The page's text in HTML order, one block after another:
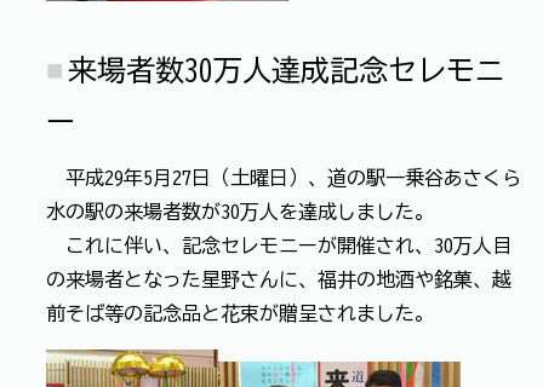
来場者数30万人達成記念セレモニ
ー
平成29年5月27日（土曜日）、道の駅一乗谷あさくら
水の駅の来場者数が30万人を達成しました。
これに伴い、記念セレモニーが開催され、30万人目
の来場者となった星野さんに、福井の地酒や銘菓、越
前そば等の記念品と花束が贈呈されました。